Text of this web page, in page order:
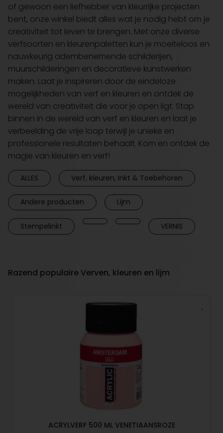
of gewoon een liefhebber van kleurrijke projecten
bent, onze winkel biedt alles wat je nodig hebt om je
creativiteit tot leven te brengen. Met onze diverse
verfsoorten en kleurenpaletten kun je moeiteloos en
nauwkeurig adembenemende schilderijen,
muurschilderingen en decoratieve kunstwerken
maken. Laat je inspireren door de eindeloze
mogelijkheden van verf en kleuren en ontdek de
wereld van creativiteit die voor je open ligt. Stap
binnen in de wereld van verf en kleuren en laat je
verbeelding de vrije loop terwijl je unieke en
professionele resultaten behaalt. Kom en ontdek de
magie van kleuren en verf!
ALLES Verf, kleuren, Inkt & Toebehoren
Andere producten Lijm
Stempelinkt VERNIS
Razend populaire Verven, kleuren en lijm
ACRYLVERF 500 ML VENETIAANSROZE